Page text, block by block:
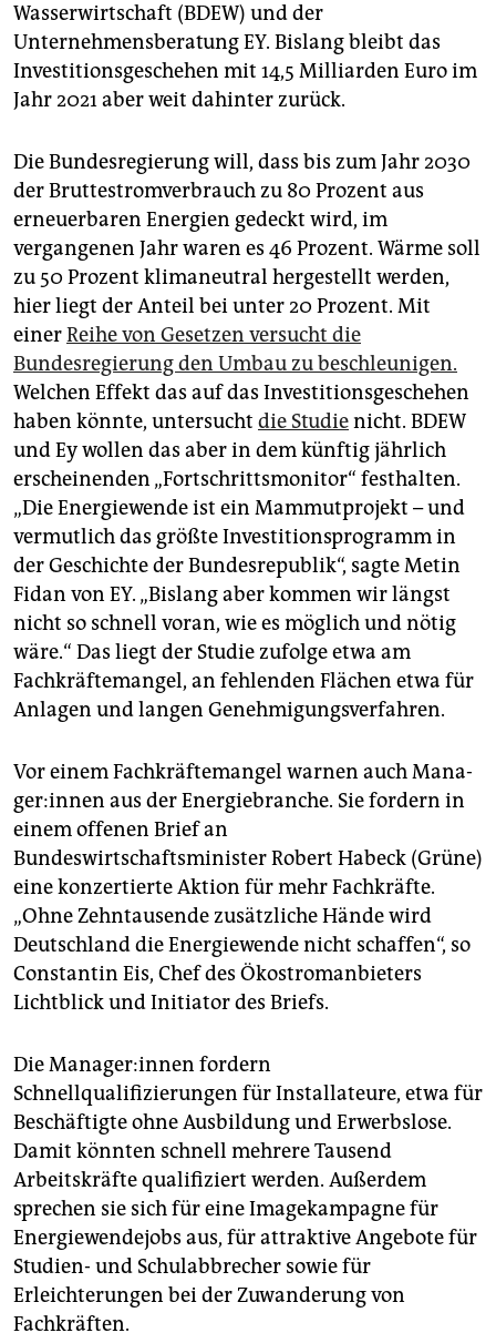
Wasserwirtschaft (BDEW) und der
Unternehmensberatung EY. Bislang bleibt das
Investitionsgeschehen mit 14,5 Milliarden Euro im
Jahr 2021 aber weit dahinter zurück.
Die Bundesregierung will, dass bis zum Jahr 2030
der Bruttestromverbrauch zu 80 Prozent aus
erneuerbaren Energien gedeckt wird, im
vergangenen Jahr waren es 46 Prozent. Wärme soll
zu 50 Prozent klimaneutral hergestellt werden,
hier liegt der Anteil bei unter 20 Prozent. Mit
einerReihe von Gesetzen versucht die
Bundesregierung den Umbau zu beschleunigen.
Welchen Effekt das auf das Investitionsgeschehen
haben könnte, untersucht die Studienicht. BDEW
und Ey wollen das aber in dem künftig jährlich
erscheinenden „Fortschrittsmonitor“ festhalten.
„Die Energiewende ist ein Mammutprojekt – und
vermutlich das größte Investitionsprogramm in
der Geschichte der Bundesrepublik“, sagte Metin
Fidan von EY. „Bislang aber kommen wir längst
nicht so schnell voran, wie es möglich und nötig
wäre.“ Das liegt der Studie zufolge etwa am
Fachkräftemangel, an fehlenden Flächen etwa für
Anlagen und langen Genehmigungsverfahren.
Vor einem Fachkräftemangel warnen auch Ma­na­
ge­r:in­nen aus der Energiebranche. Sie fordern in
einem offenen Brief an
Bundeswirtschaftsminister Robert Habeck (Grüne)
eine konzertierte Aktion für mehr Fachkräfte.
„Ohne Zehntausende zusätzliche Hände wird
Deutschland die Energiewende nicht schaffen“, so
Constantin Eis, Chef des Ökostromanbieters
Lichtblick und Initiator des Briefs.
Die Ma­na­ge­r:in­nen fordern
Schnellqualifizierungen für Installateure, etwa für
Beschäftigte ohne Ausbildung und Erwerbslose.
Damit könnten schnell mehrere Tausend
Arbeitskräfte qualifiziert werden. Außerdem
sprechen sie sich für eine Imagekampagne für
Energiewendejobs aus, für attraktive Angebote für
Studien- und Schulabbrecher sowie für
Erleichterungen bei der Zuwanderung von
Fachkräften.